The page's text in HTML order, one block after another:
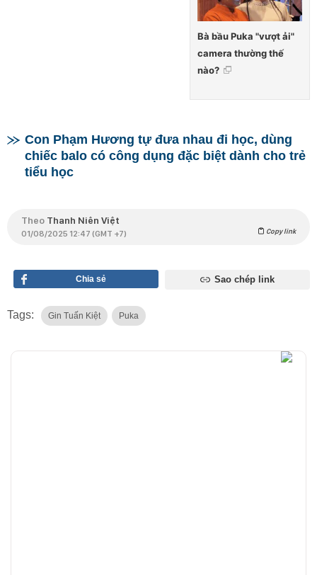
Bà bầu Puka "vượt ải"
camera thường thế
nào?
Con Phạm Hương tự đưa nhau đi học, dùng
chiếc balo có công dụng đặc biệt dành cho trẻ
tiểu học
Theo Thanh Niên Việt
01/08/2025 12:47 (GMT +7) Copy link
Chia sẻ Sao chép link
Tags: Gin Tuấn Kiệt Puka